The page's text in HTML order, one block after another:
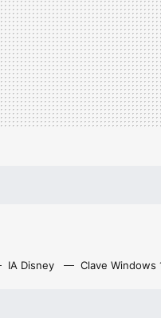
IA Disney Clave Windows